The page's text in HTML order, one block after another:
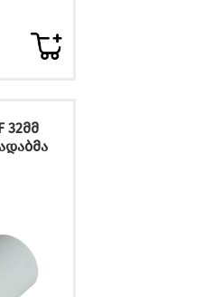
32მმ